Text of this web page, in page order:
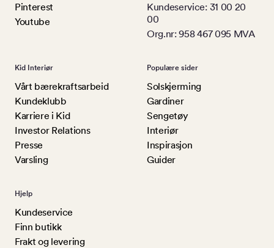
Pinterest
Youtube
Kundeservice: 31 00 20
00
Org.nr: 958 467 095 MVA
Kid Interiør
Vårt bærekraftsarbeid
Kundeklubb
Karriere i Kid
Investor Relations
Presse
Varsling
Populære sider
Solskjerming
Gardiner
Sengetøy
Interiør
Inspirasjon
Guider
Hjelp
Kundeservice
Finn butikk
Frakt og levering